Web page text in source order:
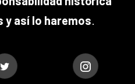
y así lo haremos.